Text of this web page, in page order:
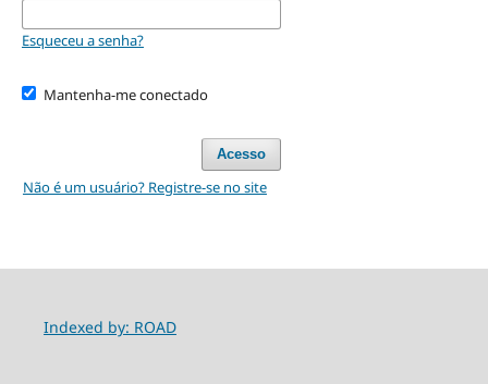
Esqueceu a senha?
Mantenha-me conectado
Acesso
Não é um usuário? Registre-se no site
Indexed by: ROAD